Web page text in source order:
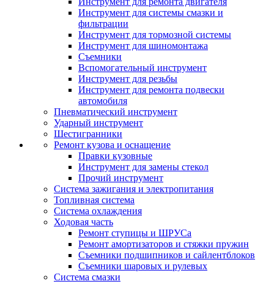
Инструмент для системы смазки и
фильтрации
Инструмент для тормозной системы
Инструмент для шиномонтажа
Съемники
Вспомогательный инструмент
Инструмент для резьбы
Инструмент для ремонта подвески
автомобиля
Пневматический инструмент
Ударный инструмент
Шестигранники
Ремонт кузова и оснащение
Правки кузовные
Инструмент для замены стекол
Прочий инструмент
Система зажигания и электропитания
Топливная система
Система охлаждения
Ходовая часть
Ремонт ступицы и ШРУСа
Ремонт амортизаторов и стяжки пружин
Съемники подшипников и сайлентблоков
Съемники шаровых и рулевых
Система смазки